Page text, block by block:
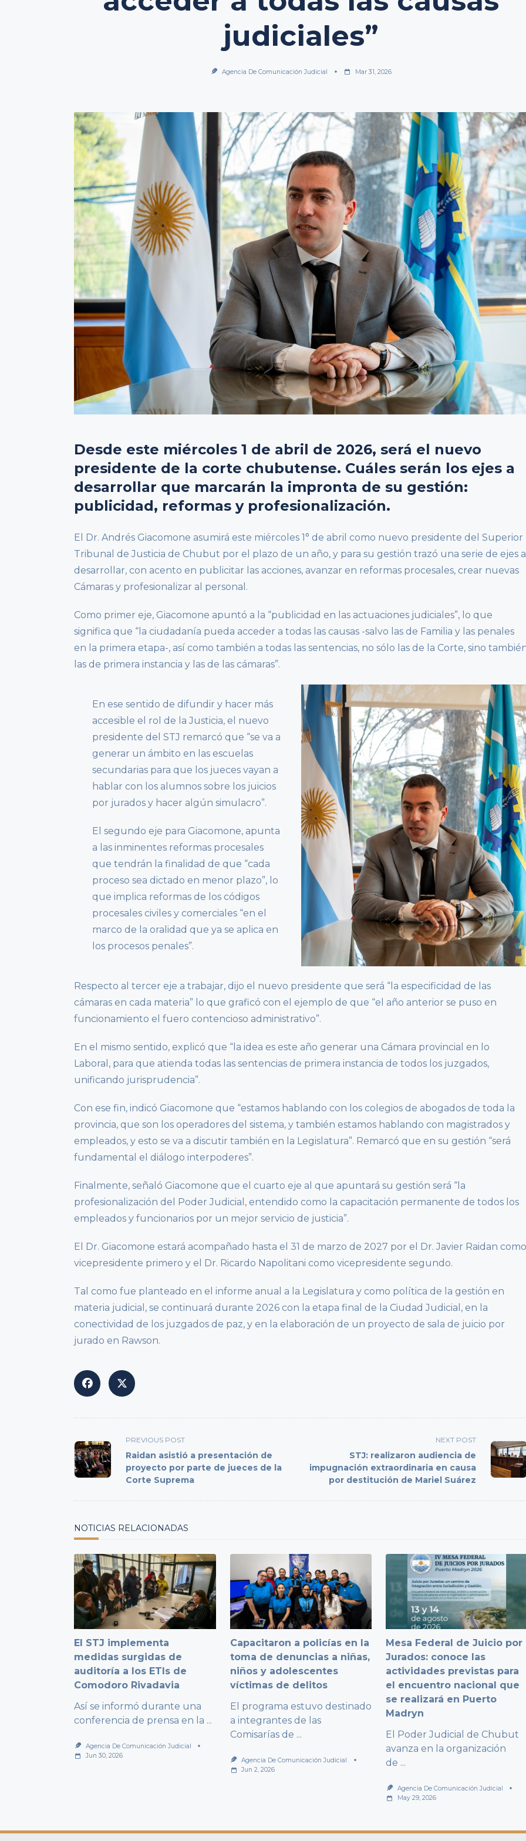
judiciales”
Agencia De Comunicación Judicial Mar 31, 2026
Desde este miércoles 1 de abril de 2026, será el nuevo
presidente de la corte chubutense. Cuáles serán los ejes a
desarrollar que marcarán la impronta de su gestión:
publicidad, reformas y profesionalización.
El Dr. Andrés Giacomone asumirá este miércoles 1° de abril como nuevo presidente del Superior
Tribunal de Justicia de Chubut por el plazo de un año, y para su gestión trazó una serie de ejes a
desarrollar, con acento en publicitar las acciones, avanzar en reformas procesales, crear nuevas
Cámaras y profesionalizar al personal.
Como primer eje, Giacomone apuntó a la “publicidad en las actuaciones judiciales”, lo que
significa que “la ciudadanía pueda acceder a todas las causas -salvo las de Familia y las penales
en la primera etapa-, así como también a todas las sentencias, no sólo las de la Corte, sino
las de primera instancia y las de las cámaras”.
En ese sentido de difundir y hacer más
accesible el rol de la Justicia, el nuevo
presidente del STJ remarcó que “se va a
generar un ámbito en las escuelas
secundarias para que los jueces vayan a
hablar con los alumnos sobre los juicios
por jurados y hacer algún simulacro”.
El segundo eje para Giacomone, apunta
a las inminentes reformas procesales
que tendrán la finalidad de que “cada
proceso sea dictado en menor plazo”, lo
que implica reformas de los códigos
procesales civiles y comerciales “en el
marco de la oralidad que ya se aplica en
los procesos penales”.
Respecto al tercer eje a trabajar, dijo el nuevo presidente que será “la especificidad de las
cámaras en cada materia” lo que graficó con el ejemplo de que “el año anterior se puso en
funcionamiento el fuero contencioso administrativo”.
En el mismo sentido, explicó que “la idea es este año generar una Cámara provincial en lo
Laboral, para que atienda todas las sentencias de primera instancia de todos los juzgados,
unificando jurisprudencia”.
Con ese fin, indicó Giacomone que “estamos hablando con los colegios de abogados de toda la
provincia, que son los operadores del sistema, y también estamos hablando con magistrados y
empleados, y esto se va a discutir también en la Legislatura”. Remarcó que en su gestión “será
fundamental el diálogo interpoderes”.
Finalmente, señaló Giacomone que el cuarto eje al que apuntará su gestión será “la
profesionalización del Poder Judicial, entendido como la capacitación permanente de todos los
empleados y funcionarios por un mejor servicio de justicia”.
El Dr. Giacomone estará acompañado hasta el 31 de marzo de 2027 por el Dr. Javier Raidan como
vicepresidente primero y el Dr. Ricardo Napolitani como vicepresidente segundo.
Tal como fue planteado en el informe anual a la Legislatura y como política de la gestión en
materia judicial, se continuará durante 2026 con la etapa final de la Ciudad Judicial, en la
conectividad de los juzgados de paz, y en la elaboración de un proyecto de sala de juicio por
jurado en Rawson.
<span
class="nav-
subtitle
screen-
PREVIOUS POST
Raidan asistió a presentación de
proyecto por parte de jueces de la
Corte Suprema
NEXT POST
STJ: realizaron audiencia de
impugnación extraordinaria en causa
por destitución de Mariel Suárez
NOTICIAS RELACIONADAS
El STJ implementa
medidas surgidas de
auditoría a los ETIs de
Comodoro Rivadavia
Así se informó durante una
conferencia de prensa en la ...
Agencia De Comunicación Judicial
Jun 30, 2026
Capacitaron a policías en la
toma de denuncias a niñas,
niños y adolescentes
víctimas de delitos
El programa estuvo destinado
a integrantes de las
Comisarías de ...
Agencia De Comunicación Judicial
Jun 2, 2026
Mesa Federal de Juicio por
Jurados: conoce las
actividades previstas para
el encuentro nacional que
se realizará en Puerto
Madryn
El Poder Judicial de Chubut
avanza en la organización
de ...
Agencia De Comunicación Judicial
May 29, 2026